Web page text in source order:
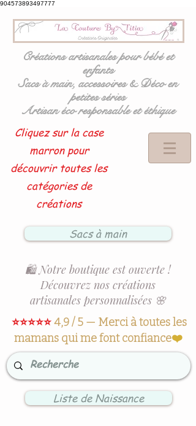
904573893497777
Créations artisanales pour bébé et
enfants
Sacs à main, accessoires & Déco en
petites séries
Artisan éco responsable et éthique
Cliquez sur la case
marron pour
découvrir toutes les
catégories de
créations
Sacs à main
🛍️ Notre boutique est ouverte !
Découvrez nos créations
artisanales personnalisées 🌸
⭐⭐⭐⭐⭐4,9 / 5 — Merci à toutes les
mamans qui me font confiance❤️
Liste de Naissance